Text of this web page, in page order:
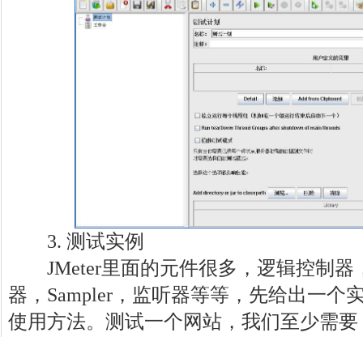
3. 测试实例
JMeter里面的元件很多，逻辑控制器
器，Sampler，监听器等等，先给出一个
使用方法。测试一个网站，我们至少需